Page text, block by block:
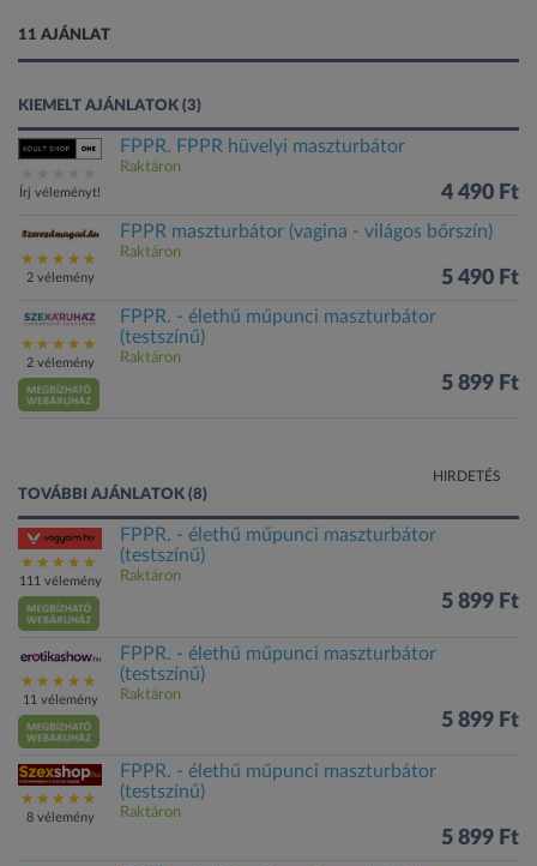
11 AJÁNLAT
KIEMELT AJÁNLATOK (3)
Írj véleményt!
FPPR. FPPR hüvelyi maszturbátor
Raktáron
4 490 Ft
2 vélemény
FPPR maszturbátor (vagina - világos bőrszín)
Raktáron
5 490 Ft
2 vélemény
FPPR. - élethű műpunci maszturbátor
(testszínű)
Raktáron
5 899 Ft
HIRDETÉS
TOVÁBBI AJÁNLATOK (8)
111 vélemény
FPPR. - élethű műpunci maszturbátor
(testszínű)
Raktáron
5 899 Ft
11 vélemény
FPPR. - élethű műpunci maszturbátor
(testszínű)
Raktáron
5 899 Ft
8 vélemény
FPPR. - élethű műpunci maszturbátor
(testszínű)
Raktáron
5 899 Ft